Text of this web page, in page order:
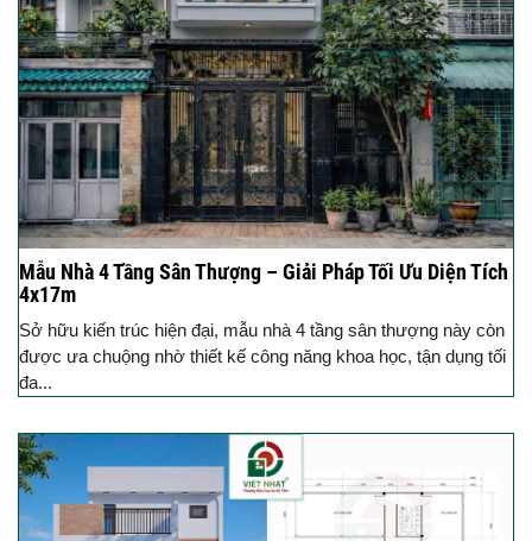
Mẫu Nhà 4 Tầng Sân Thượng – Giải Pháp Tối Ưu Diện Tích
4x17m
Sở hữu kiến trúc hiện đại, mẫu nhà 4 tầng sân thượng này còn
được ưa chuộng nhờ thiết kế công năng khoa học, tận dụng tối
đa...